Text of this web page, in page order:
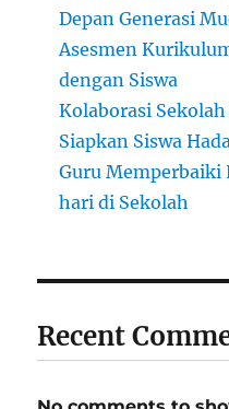
Depan Generasi
Asesmen
dengan Siswa
Kolaborasi
Siapkan Siswa
Guru
hari di Sekolah
Recent